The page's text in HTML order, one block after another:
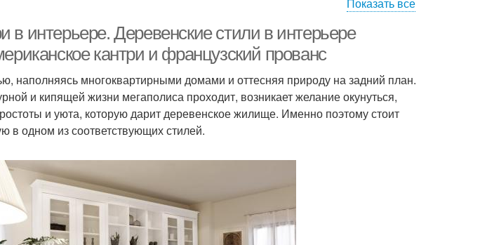
в интерьере. Деревенские стили в интерьере
кантри и французский прованс
наполняясь многоквартирными домами и оттесняя природу на задний план.
и кипящей жизни мегаполиса проходит, возникает желание окунуться,
и уюта, которую дарит деревенское жилище. Именно поэтому стоит
в одном из соответствующих стилей.